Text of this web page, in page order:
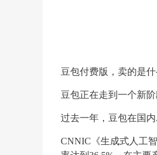
豆包付费版，卖的是什
豆包正在走到一个新
过去一年，豆包在国
CNNIC《生成式人工